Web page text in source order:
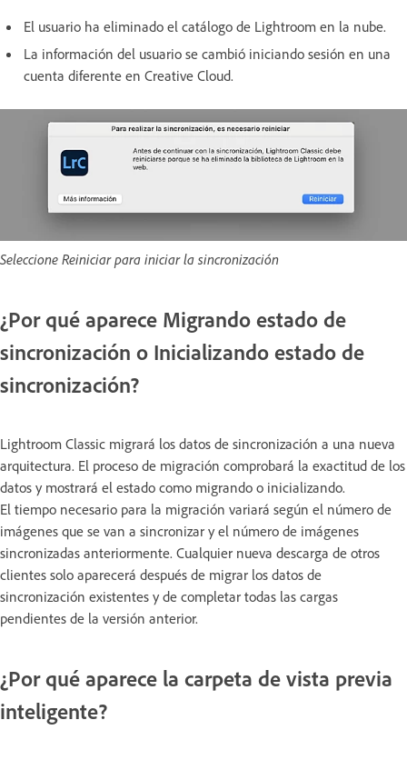
El usuario ha eliminado el catálogo de Lightroom en la nube.
La información del usuario se cambió iniciando sesión en una
cuenta diferente en Creative Cloud.
Seleccione Reiniciar para iniciar la sincronización
¿Por qué aparece Migrando estado de
sincronización o Inicializando estado de
sincronización?
Lightroom Classic migrará los datos de sincronización a una nueva
arquitectura. El proceso de migración comprobará la exactitud de los
datos y mostrará el estado como migrando o inicializando.
El tiempo necesario para la migración variará según el número de
imágenes que se van a sincronizar y el número de imágenes
sincronizadas anteriormente. Cualquier nueva descarga de otros
clientes solo aparecerá después de migrar los datos de
sincronización existentes y de completar todas las cargas
pendientes de la versión anterior.
¿Por qué aparece la carpeta de vista previa
inteligente?